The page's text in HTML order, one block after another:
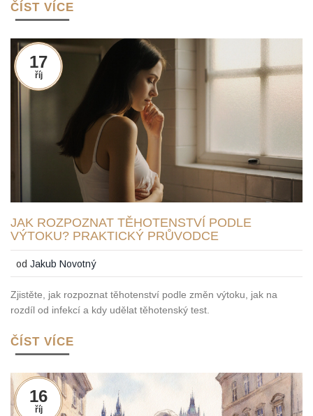
ČÍST VÍCE
17
říj
JAK ROZPOZNAT TĚHOTENSTVÍ PODLE
VÝTOKU? PRAKTICKÝ PRŮVODCE
odJakub Novotný
Zjistěte, jak rozpoznat těhotenství podle změn výtoku, jak na
rozdíl od infekcí a kdy udělat těhotenský test.
ČÍST VÍCE
16
říj